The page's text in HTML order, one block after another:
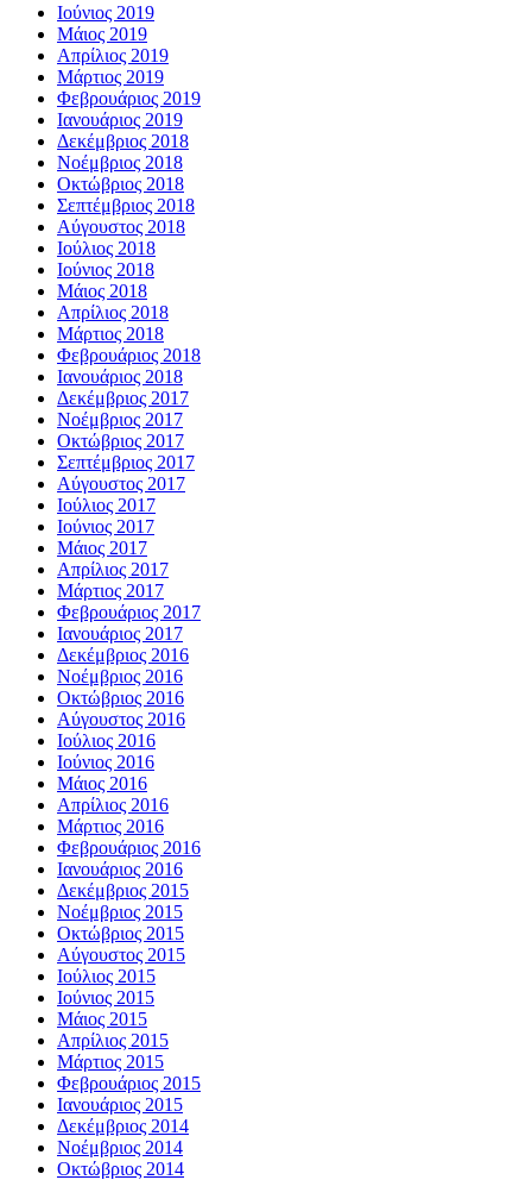
Ιούνιος 2019
Μάιος 2019
Απρίλιος 2019
Μάρτιος 2019
Φεβρουάριος 2019
Ιανουάριος 2019
Δεκέμβριος 2018
Νοέμβριος 2018
Οκτώβριος 2018
Σεπτέμβριος 2018
Αύγουστος 2018
Ιούλιος 2018
Ιούνιος 2018
Μάιος 2018
Απρίλιος 2018
Μάρτιος 2018
Φεβρουάριος 2018
Ιανουάριος 2018
Δεκέμβριος 2017
Νοέμβριος 2017
Οκτώβριος 2017
Σεπτέμβριος 2017
Αύγουστος 2017
Ιούλιος 2017
Ιούνιος 2017
Μάιος 2017
Απρίλιος 2017
Μάρτιος 2017
Φεβρουάριος 2017
Ιανουάριος 2017
Δεκέμβριος 2016
Νοέμβριος 2016
Οκτώβριος 2016
Αύγουστος 2016
Ιούλιος 2016
Ιούνιος 2016
Μάιος 2016
Απρίλιος 2016
Μάρτιος 2016
Φεβρουάριος 2016
Ιανουάριος 2016
Δεκέμβριος 2015
Νοέμβριος 2015
Οκτώβριος 2015
Αύγουστος 2015
Ιούλιος 2015
Ιούνιος 2015
Μάιος 2015
Απρίλιος 2015
Μάρτιος 2015
Φεβρουάριος 2015
Ιανουάριος 2015
Δεκέμβριος 2014
Νοέμβριος 2014
Οκτώβριος 2014